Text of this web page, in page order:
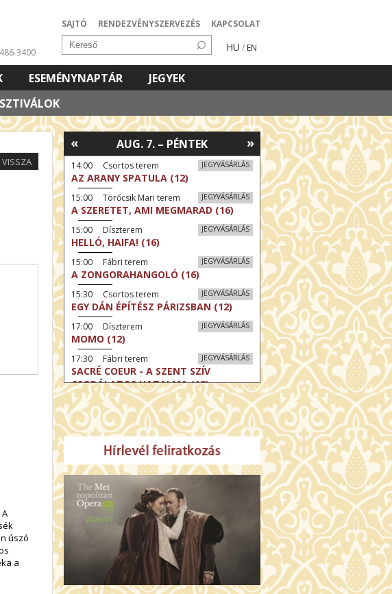
SAJTÓ RENDEZVÉNYSZERVEZÉS KAPCSOLAT
HU / EN
3400
ESEMÉNYNAPTÁR
JEGYEK
VISSZA
úszó
a
»
AUG. 7. – PÉNTEK
«
JEGYVÁSÁRLÁS
14:00 Csortos terem
AZ ARANY SPATULA (12)
JEGYVÁSÁRLÁS
15:00 Törőcsik Mari terem
A SZERETET, AMI MEGMARAD (16)
JEGYVÁSÁRLÁS
15:00 Díszterem
HELLÓ, HAIFA! (16)
JEGYVÁSÁRLÁS
15:00 Fábri terem
A ZONGORAHANGOLÓ (16)
JEGYVÁSÁRLÁS
15:30 Csortos terem
EGY DÁN ÉPÍTÉSZ PÁRIZSBAN (12)
JEGYVÁSÁRLÁS
17:00 Díszterem
MOMO (12)
JEGYVÁSÁRLÁS
17:30 Fábri terem
SACRÉ COEUR - A SZENT SZÍV
CSODÁLATOS HATALMA (12)
JEGYVÁSÁRLÁS
17:30 Törőcsik Mari terem
SZERELMEM, MAROKKÓ (16)
JEGYVÁSÁRLÁS
17:30 Csortos terem
MOHÁCS – VILÁGOK HARCA (12)
JEGYVÁSÁRLÁS
19:00 Díszterem
ODÜSSZEIA (16)
19:30 Csortos terem
MEGHÍVÁS (16)
JEGYVÁSÁRLÁS
19:30 Fábri terem
KESERŰ KARÁCSONY (16)
JEGYVÁSÁRLÁS
20:00 Törőcsik Mari terem
AZ IDEGEN (16)